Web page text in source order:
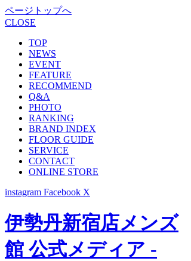
ページトップへ
CLOSE
TOP
NEWS
EVENT
FEATURE
RECOMMEND
Q&A
PHOTO
RANKING
BRAND INDEX
FLOOR GUIDE
SERVICE
CONTACT
ONLINE STORE
instagram Facebook X
伊勢丹新宿店メンズ
館 公式メディア -